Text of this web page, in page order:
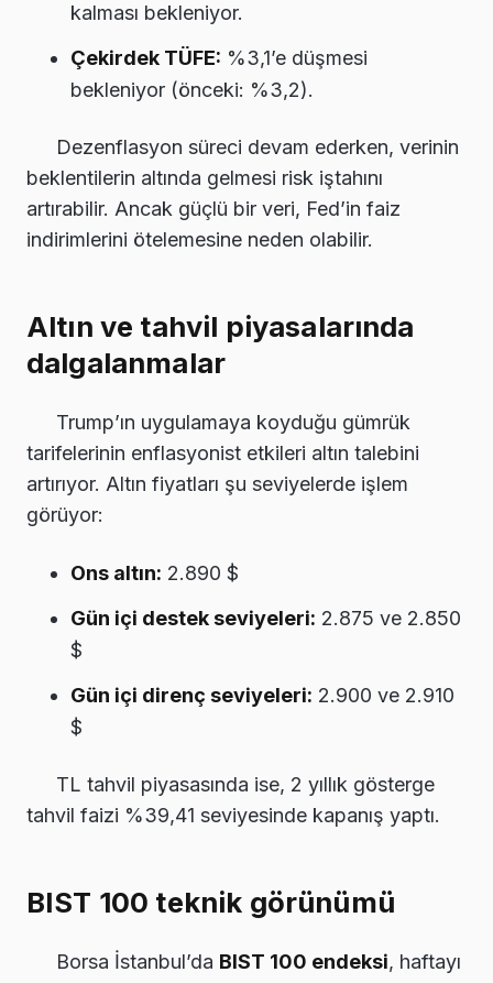
kalması bekleniyor.
Çekirdek TÜFE: %3,1’e düşmesi
bekleniyor (önceki: %3,2).
Dezenflasyon süreci devam ederken, verinin
beklentilerin altında gelmesi risk iştahını
artırabilir. Ancak güçlü bir veri, Fed’in faiz
indirimlerini ötelemesine neden olabilir.
Altın ve tahvil piyasalarında
dalgalanmalar
Trump’ın uygulamaya koyduğu gümrük
tarifelerinin enflasyonist etkileri altın talebini
artırıyor. Altın fiyatları şu seviyelerde işlem
görüyor:
Ons altın: 2.890 $
Gün içi destek seviyeleri: 2.875 ve 2.850
$
Gün içi direnç seviyeleri: 2.900 ve 2.910
$
TL tahvil piyasasında ise, 2 yıllık gösterge
tahvil faizi %39,41 seviyesinde kapanış yaptı.
BIST 100 teknik görünümü
Borsa İstanbul’da BIST 100 endeksi, haftayı